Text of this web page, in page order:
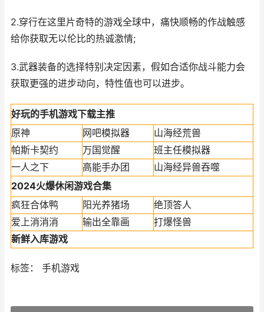
2.穿行在这里片奇特的游戏全球中，痛快顺畅的作战触感
给你获取无以伦比的热诚激情;
3.武器装备的选择特别决定因素，假如合适你战斗能力会
获取更强的进步动向，特性值也可以进步。
好玩的手机游戏下载主推
原神
网吧模拟器
山海经荒兽
帕斯卡契约
万国觉醒
班主任模拟器
一人之下
高能手办团
山海经异兽吞噬
2024火爆休闲游戏合集
疯狂合体鸭
阳光养猪场
绝顶答人
爱上消消消
输出全靠画
打爆怪兽
新鲜入库游戏
标签： 手机游戏